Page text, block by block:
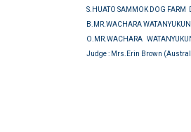
S.HUATO SAMMOK DOG FARM
B.MR.WACHARA
O.MR.WACHARA
Judge: Mrs.Erin Brown